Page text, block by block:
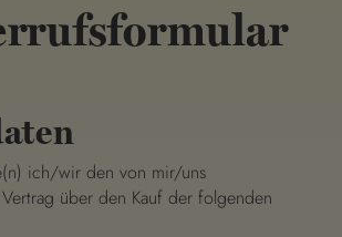
ich/wir den von mir/uns
über den Kauf der folgenden